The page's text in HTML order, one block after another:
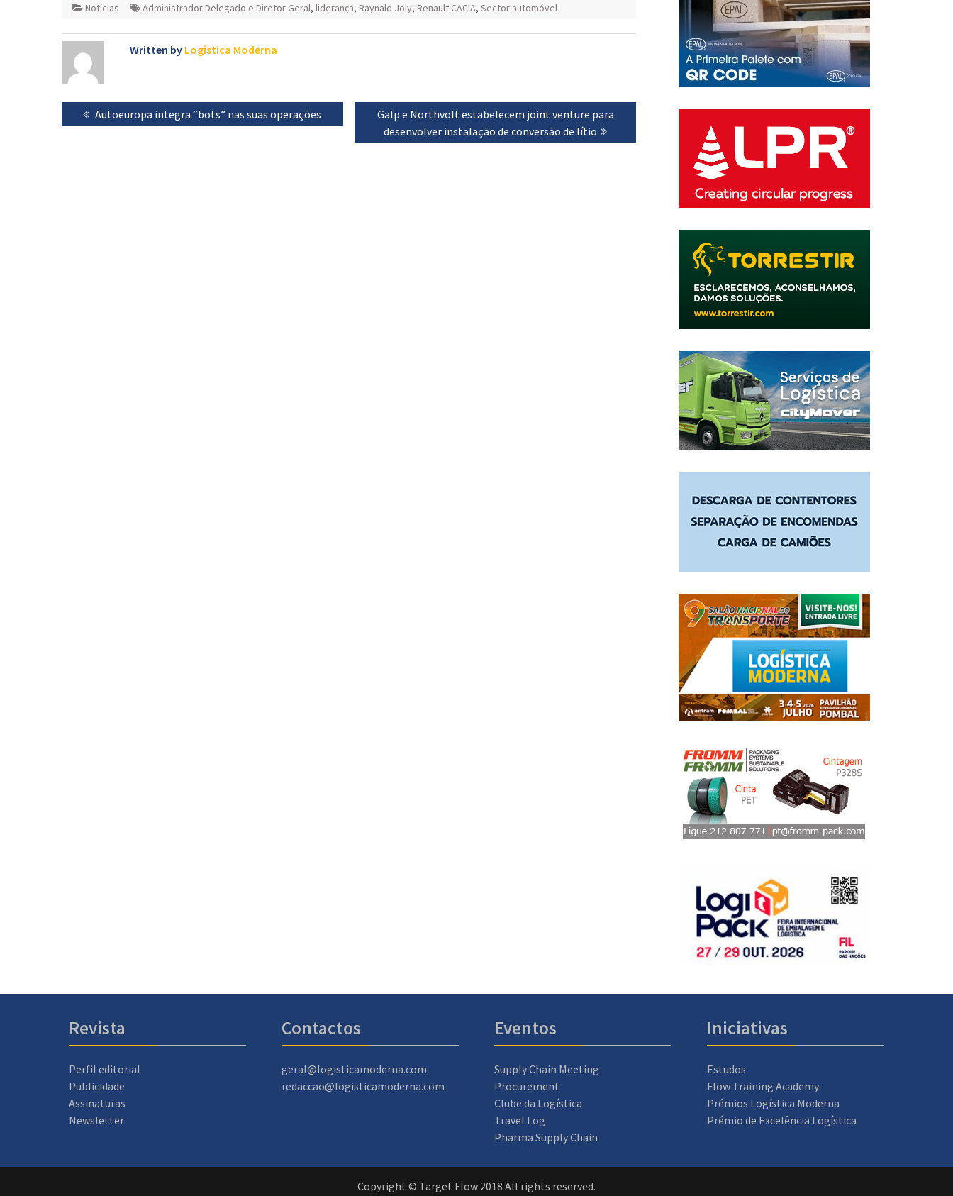
Notícias Administrador Delegado e Diretor Geral, liderança, Raynald Joly, Renault CACIA, Sector automóvel
Written by Logística Moderna
Navegação
de
Previous
post:
Autoeuropa integra “bots” nas suas operações
Next
post:
Galp e Northvolt estabelecem joint venture para
desenvolver instalação de conversão de lítio
Revista
Perfil editorial
Publicidade
Assinaturas
Newsletter
Contactos
geral@logisticamoderna.com
redaccao@logisticamoderna.com
Eventos
Supply Chain Meeting
Procurement
Clube da Logística
Travel Log
Pharma Supply Chain
Iniciativas
Estudos
Flow Training Academy
Prémios Logística Moderna
Prémio de Excelência Logística
Copyright © Target Flow 2018 All rights reserved.